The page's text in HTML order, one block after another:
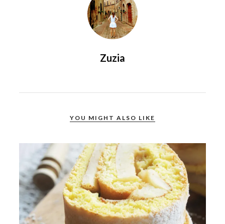
Zuzia
YOU MIGHT ALSO LIKE